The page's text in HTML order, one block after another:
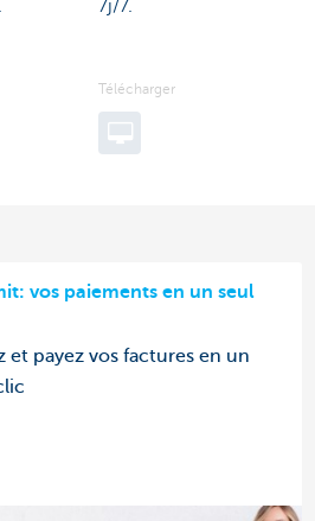
7j/7.
Télécharger
Go
vos paiements en un seul
et payez vos factures en un